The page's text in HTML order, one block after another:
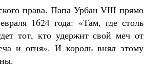
права. Папа Урбан VIII прямо
1624 года: «Там, где столь
тот, кто удержит свой меч от
и огня». И король внял этому